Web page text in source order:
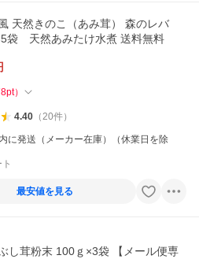
天然きのこ（あみ茸） 森のレバ
天然あみたけ水煮 送料無料
pt）
4.40（20件）
に発送（メーカー在庫）（休業日を除
最安値を見る
し茸粉末 100ｇ×3袋 【メール便専